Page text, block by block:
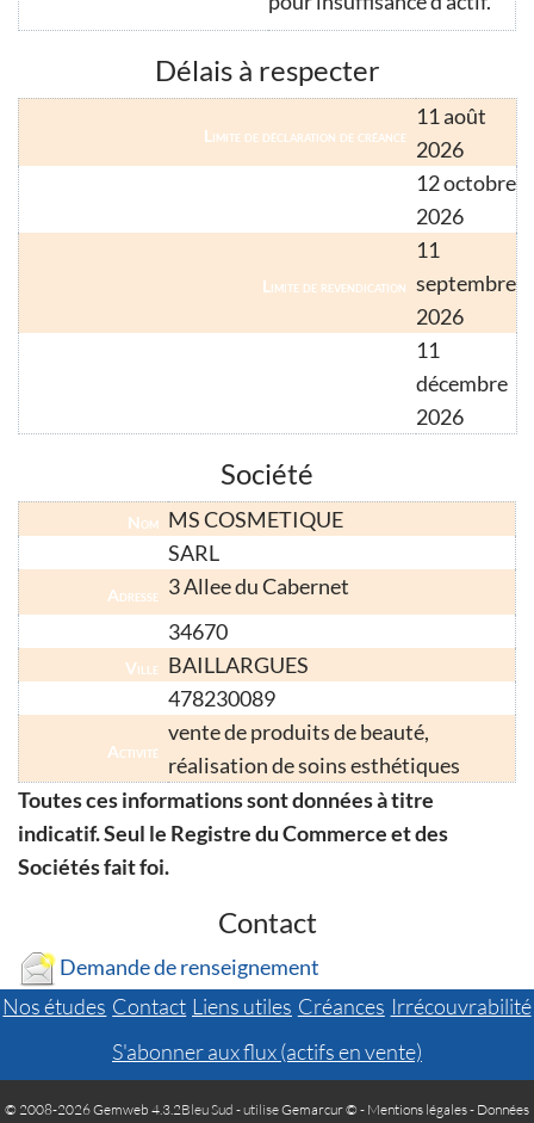
Délais à respecter
Limite de déclaration de créance
11 août
2026
12 octobre
2026
Limite de revendication
11
septembre
2026
11
décembre
2026
Société
Nom MS COSMETIQUE
SARL
Adresse 3 Allee du Cabernet
34670
Ville BAILLARGUES
478230089
Activité
vente de produits de beauté,
réalisation de soins esthétiques
Toutes ces informations sont données à titre
indicatif. Seul le Registre du Commerce et des
Sociétés fait foi.
Contact
Demande de renseignement
Nos études Contact Liens utiles Créances Irrécouvrabilité
S'abonner aux flux (actifs en vente)
© 2008-2026 Gemweb 4.3.2Bleu Sud - utiliseGemarcur © - Mentions légales- Données